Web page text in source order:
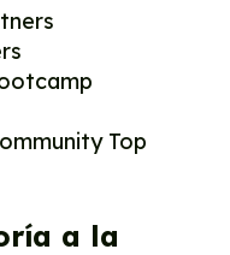
Top
a la